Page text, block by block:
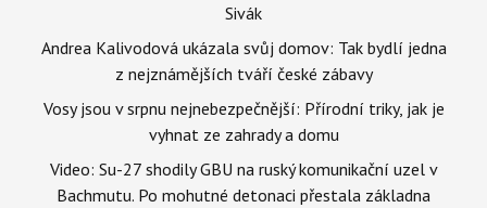
Sivák
Andrea Kalivodová ukázala svůj domov: Tak bydlí jedna
z nejznámějších tváří české zábavy
Vosy jsou v srpnu nejnebezpečnější: Přírodní triky, jak je
vyhnat ze zahrady a domu
Video: Su-27 shodily GBU na ruský komunikační uzel v
Bachmutu. Po mohutné detonaci přestala základna